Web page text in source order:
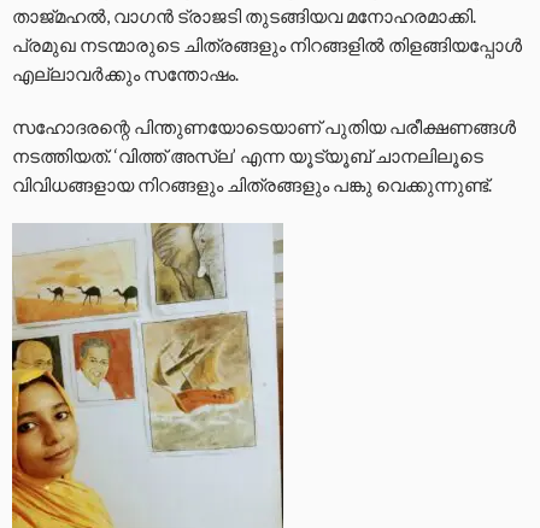
താജ്മഹൽ, വാഗൻ ട്രാജടി തുടങ്ങിയവ മനോഹരമാക്കി.
പ്രമുഖ നടന്മാരുടെ ചിത്രങ്ങളും നിറങ്ങളിൽ തിളങ്ങിയപ്പോൾ
എല്ലാവർക്കും സന്തോഷം.
സഹോദരന്റെ പിന്തുണയോടെയാണ് പുതിയ പരീക്ഷണങ്ങൾ
നടത്തിയത്. ‘വിത്ത് അസ്‌ല’ എന്ന യൂട്യൂബ് ചാനലിലൂടെ
വിവിധങ്ങളായ നിറങ്ങളും ചിത്രങ്ങളും പങ്കു വെക്കുന്നുണ്ട്.